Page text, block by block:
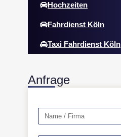
Hochzeiten
Fahrdienst Köln
Taxi Fahrdienst Köln
Anfrage